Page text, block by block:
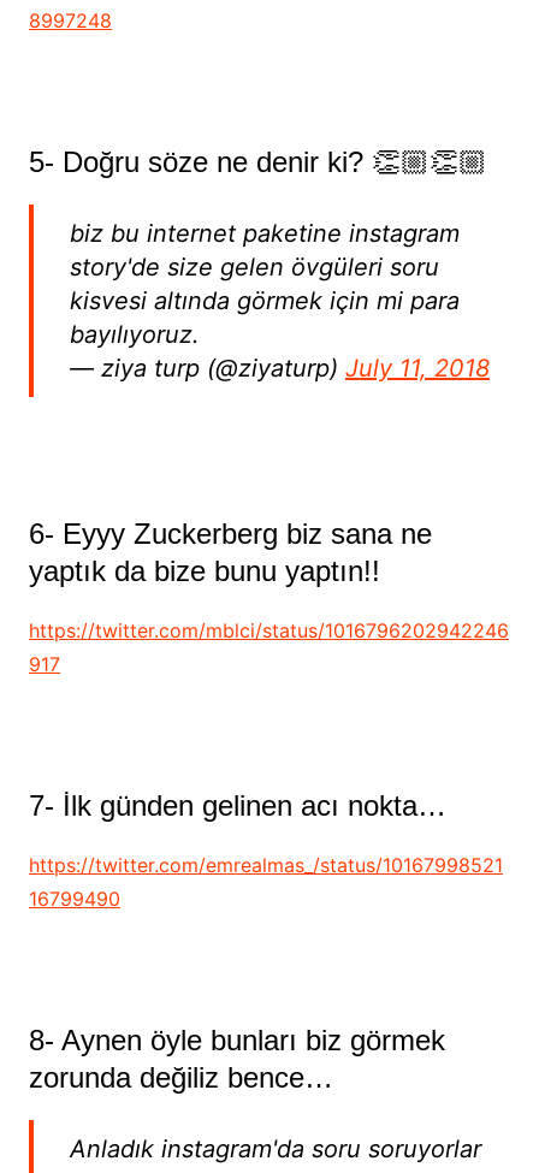
8997248
5- Doğru söze ne denir ki? 👏🏼👏🏼
biz bu internet paketine instagram
story'de size gelen övgüleri soru
kisvesi altında görmek için mi para
bayılıyoruz.
— ziya turp (@ziyaturp) July 11, 2018
6- Eyyy Zuckerberg biz sana ne
yaptık da bize bunu yaptın!!
https://twitter.com/mblci/status/1016796202942246
917
7- İlk günden gelinen acı nokta…
https://twitter.com/emrealmas_/status/10167998521
16799490
8- Aynen öyle bunları biz görmek
zorunda değiliz bence…
Anladık instagram'da soru soruyorlar